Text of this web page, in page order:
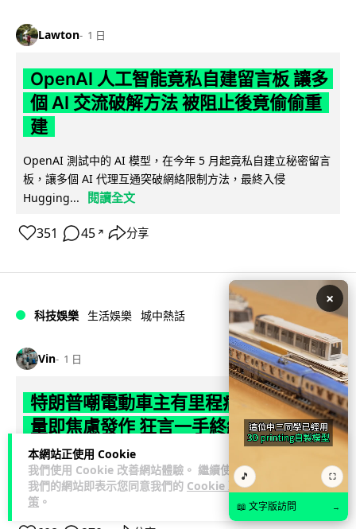
本網站正使用 Cookie
我們使用 Cookie 改善網站體驗。 繼續使用
我們的網站即表示您同意我們的 Cookie 政
策 。
Lawton 1 日
OpenAI 人工智能竟私自建留言板 讓多
個 AI 交流破解方法 被阻止後竟偷偷重
建
OpenAI 測試中的 AI 模型，在今年 5 月起竟私自建立秘密留言
板，讓多個 AI 代理互通突破網絡限制方法，最終入侵
Hugging...
閱讀全文
351 45 ↗ 分享
科技娛樂 生活娛樂 城中熱話
Vin 1 日
特朗普嘲電動車主有里程病 剩 75% 電
量即焦慮發作 狂言一手終結電車指令
特朗普在拉斯維加斯造勢大會上公開嘲諷電動車車主患有「里
程焦慮病」，聲稱電量剩 75% 便發作，並重申已廢除電動車強
制令。惟專業車媒隨即反駁，...
閱讀全文
×
🎵 ⛶
📖 文字版訪問 →